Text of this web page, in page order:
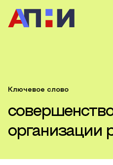
Ключевое слово
организации